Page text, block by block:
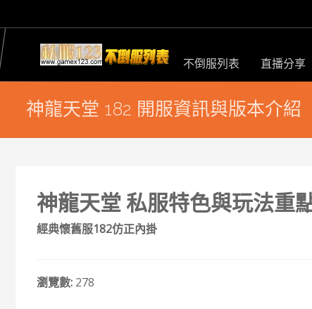
不倒服列表 直播分享
神龍天堂 182 開服資訊與版本介紹
神龍天堂 私服特色與玩法重
經典懷舊服182仿正內掛
瀏覽數: 278